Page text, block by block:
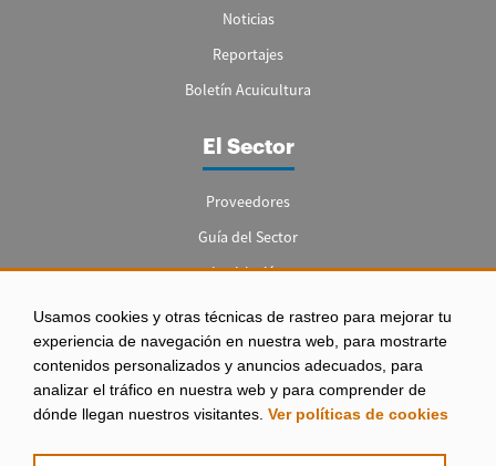
Usamos cookies y otras técnicas de rastreo para mejorar tu
experiencia de navegación en nuestra web, para mostrarte
contenidos personalizados y anuncios adecuados, para
analizar el tráfico en nuestra web y para comprender de
dónde llegan nuestros visitantes. Ver políticas de cookies
Noticias
Reportajes
Boletín Acuicultura
El Sector
Proveedores
Guía del Sector
Legislación
Empleo
Aviso legal
|